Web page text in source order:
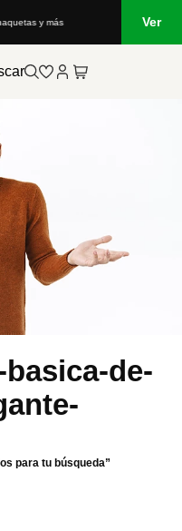
y más Ver
de-
para tu búsqueda”